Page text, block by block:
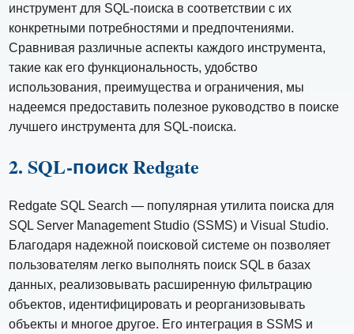
инструмент для SQL-поиска в соответствии с их
конкретными потребностями и предпочтениями.
Сравнивая различные аспекты каждого инструмента,
такие как его функциональность, удобство
использования, преимущества и ограничения, мы
надеемся предоставить полезное руководство в поиске
лучшего инструмента для SQL-поиска.
2. SQL-поиск Redgate
Redgate SQL Search — популярная утилита поиска для
SQL Server Management Studio (SSMS) и Visual Studio.
Благодаря надежной поисковой системе он позволяет
пользователям легко выполнять поиск SQL в базах
данных, реализовывать расширенную фильтрацию
объектов, идентифицировать и реорганизовывать
объекты и многое другое. Его интеграция в SSMS и